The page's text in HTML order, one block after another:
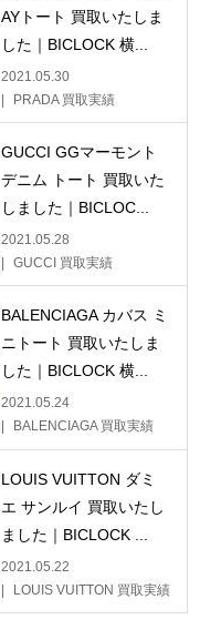
AYトート 買取いたしま
した｜BICLOCK 横...
2021.05.30
PRADA 買取実績
GUCCI GGマーモント
デニム トート 買取いた
しました｜BICLOC...
2021.05.28
GUCCI 買取実績
BALENCIAGA カバス ミ
ニトート 買取いたしま
した｜BICLOCK 横...
2021.05.24
BALENCIAGA 買取実績
LOUIS VUITTON ダミ
エ サンルイ 買取いたし
ました｜BICLOCK ...
2021.05.22
LOUIS VUITTON 買取実績